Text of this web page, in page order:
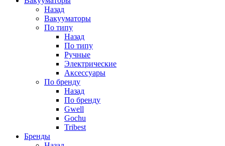
Назад
Вакууматоры
По типу
Назад
По типу
Ручные
Электрические
Аксессуары
По бренду
Назад
По бренду
Gwell
Gochu
Tribest
Бренды